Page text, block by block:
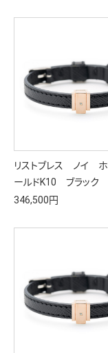
リストブレス ノイ ホ
ールドK10 ブラック
346,500円